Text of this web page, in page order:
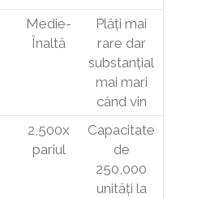
Medie-
Înaltă
Plăți mai
rare dar
substanțial
mai mari
când vin
2,500x
pariul
Capacitate
de
250,000
unități la